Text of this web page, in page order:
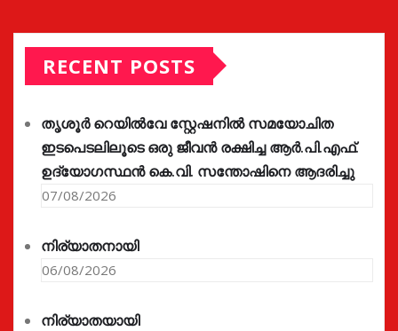
RECENT POSTS
തൃശൂർ റെയിൽവേ സ്റ്റേഷനിൽ സമയോചിത
ഇടപെടലിലൂടെ ഒരു ജീവൻ രക്ഷിച്ച ആർ.പി.എഫ്.
ഉദ്യോഗസ്ഥൻ കെ.വി. സന്തോഷിനെ ആദരിച്ചു
07/08/2026
നിര്യാതനായി
06/08/2026
നിര്യാതയായി